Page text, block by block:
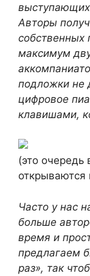
выступающих
Авторы
собственных
максимум
подложки не
цифровое
клавишами,
(это
открываются
Часто у нас
больше
время и
предлагаем
раз», так